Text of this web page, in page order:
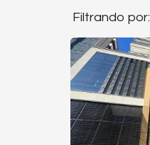
Filtrando por: